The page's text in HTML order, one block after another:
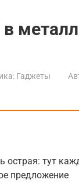
Гаджеты
острая: тут
предложение